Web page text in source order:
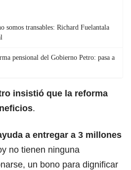
somos transables: Richard Fuelantala
pensional del Gobierno Petro: pasa a
insistió que la reforma
.
a entregar a 3 millones
no tienen ninguna
un bono para dignificar